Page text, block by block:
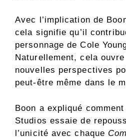
Avec l’implication de
cela signifie qu’il
personnage de Cole
Naturellement, cela
nouvelles perspectives
peut-être même dans le
Boon a expliqué
Studios essaie de
l’unicité avec chaque